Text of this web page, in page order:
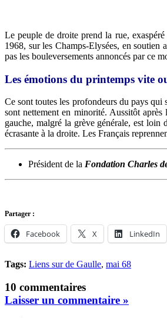
Le peuple de droite prend la rue,
1968, sur les Champs-Elysées, en soutien
pas les bouleversements annoncés par ce
Les émotions du printemps vite
Ce sont toutes les profondeurs du pays qui
sont nettement en minorité. Aussitôt
gauche, malgré la grève générale, est
écrasante à la droite. Les Français
Président de la Fondation Charles
Partager :
Facebook X LinkedIn
Tags: Liens sur de Gaulle, mai 68
10 commentaires
Laisser un commentaire »